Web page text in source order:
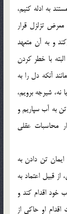
به ادله كنيم،
تزلزل قرار
و به آن متعهد
با خطر كردن
آنكه دل را به
شيرجه برويم،
به آب سپاريم و
محاسبات عقلي
ايمان تن دادن به
قبيل اعتماد به
خود اقدام كند و
او حاكي از